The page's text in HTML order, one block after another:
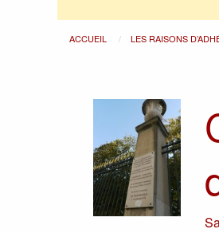
ACCUEIL LES RAISONS